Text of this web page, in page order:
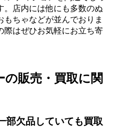
。店内には他にも多数のぬ
ちゃなどが並んでおりま
際はぜひお気軽にお立ち寄
販売・買取に関
部欠品していても買取